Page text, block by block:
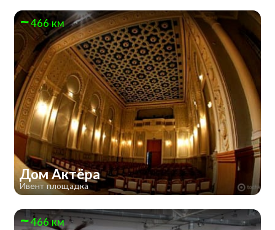
466 км
Дом Актёра
Ивент площадка
466 км